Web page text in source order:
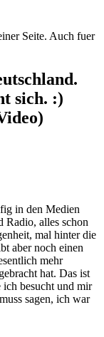
Seite. Auch fuer
sich. :)
in den Medien
Radio, alles schon
mal hinter die
aber noch einen
mehr
hat. Das ist
ich besucht und mir
sagen, ich war